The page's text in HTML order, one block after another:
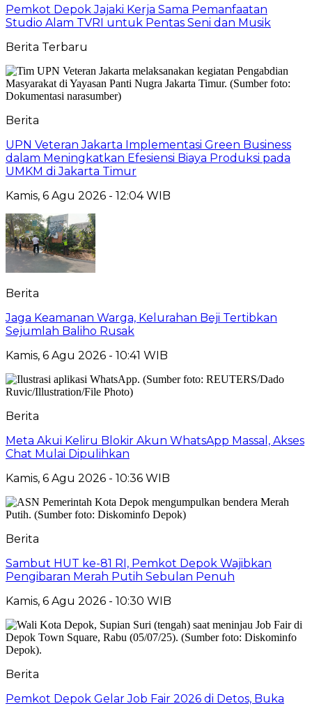
Pemkot Depok Jajaki Kerja Sama Pemanfaatan
Studio Alam TVRI untuk Pentas Seni dan Musik
Berita Terbaru
Berita
UPN Veteran Jakarta Implementasi Green Business
dalam Meningkatkan Efesiensi Biaya Produksi pada
UMKM di Jakarta Timur
Kamis, 6 Agu 2026 - 12:04 WIB
Berita
Jaga Keamanan Warga, Kelurahan Beji Tertibkan
Sejumlah Baliho Rusak
Kamis, 6 Agu 2026 - 10:41 WIB
Berita
Meta Akui Keliru Blokir Akun WhatsApp Massal, Akses
Chat Mulai Dipulihkan
Kamis, 6 Agu 2026 - 10:36 WIB
Berita
Sambut HUT ke-81 RI, Pemkot Depok Wajibkan
Pengibaran Merah Putih Sebulan Penuh
Kamis, 6 Agu 2026 - 10:30 WIB
Berita
Pemkot Depok Gelar Job Fair 2026 di Detos, Buka